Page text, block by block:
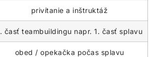
privítanie a inštruktáž
časť teambuildingu napr. 1. časť splavu
obed / opekačka počas splavu